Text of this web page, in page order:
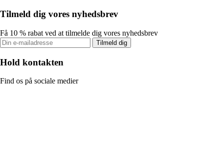
Tilmeld dig vores nyhedsbrev
Få 10 % rabat ved at tilmelde dig vores nyhedsbrev
Tilmeld dig
Hold kontakten
Find os på sociale medier